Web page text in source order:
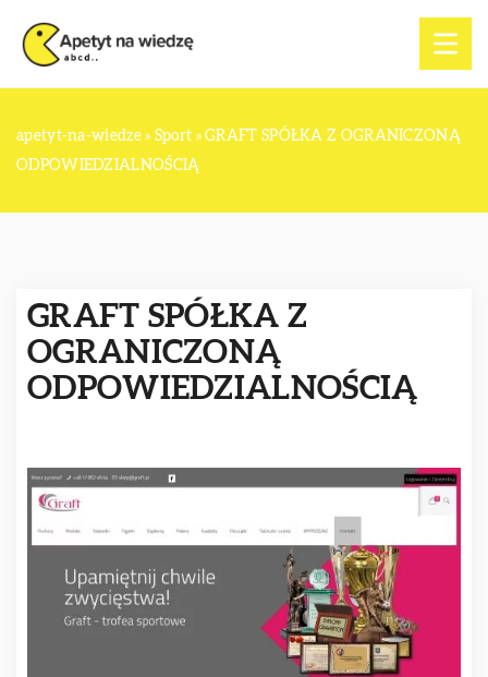
apetyt-na-wiedze» Sport »GRAFT SPÓŁKA Z OGRANICZONĄ
ODPOWIEDZIALNOŚCIĄ
GRAFT SPÓŁKA Z
OGRANICZONĄ
ODPOWIEDZIALNOŚCIĄ